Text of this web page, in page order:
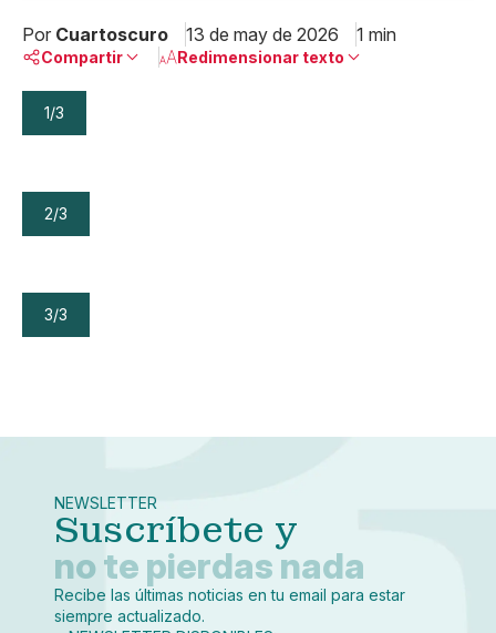
Por Cuartoscuro 13 de may de 2026 1 min
Compartir
Whatsapp
Redimensionar texto
1/3
2/3
3/3
NEWSLETTER
Suscríbete y
no te pierdas nada
Recibe las últimas noticias en tu email para estar
siempre actualizado.